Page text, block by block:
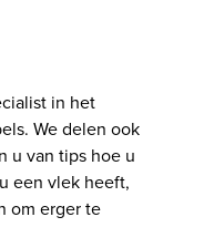
in het
We delen ook
u van tips hoe u
een vlek heeft,
om erger te